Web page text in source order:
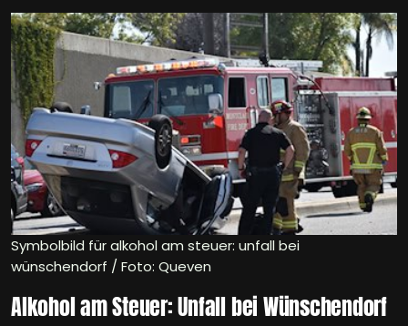
Symbolbild für alkohol am steuer: unfall bei
wünschendorf / Foto: Queven
Alkohol am Steuer: Unfall bei Wünschendorf